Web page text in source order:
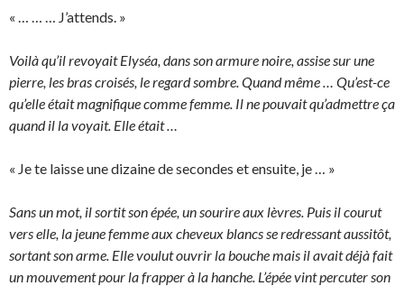
« … … … J’attends. »
Voilà qu’il revoyait Elyséa, dans son armure noire, assise sur une
pierre, les bras croisés, le regard sombre. Quand même … Qu’est-ce
qu’elle était magnifique comme femme. Il ne pouvait qu’admettre ça
quand il la voyait. Elle était …
« Je te laisse une dizaine de secondes et ensuite, je … »
Sans un mot, il sortit son épée, un sourire aux lèvres. Puis il courut
vers elle, la jeune femme aux cheveux blancs se redressant aussitôt,
sortant son arme. Elle voulut ouvrir la bouche mais il avait déjà fait
un mouvement pour la frapper à la hanche. L’épée vint percuter son